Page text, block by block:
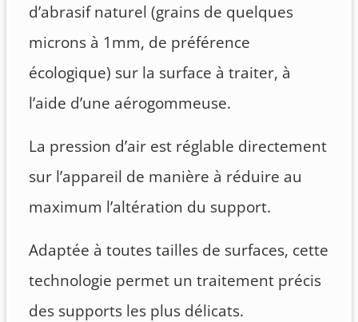
d’abrasif naturel (grains de quelques
microns à 1mm, de préférence
écologique) sur la surface à traiter, à
l’aide d’une aérogommeuse.
La pression d’air est réglable directement
sur l’appareil de manière à réduire au
maximum l’altération du support.
Adaptée à toutes tailles de surfaces, cette
technologie permet un traitement précis
des supports les plus délicats.